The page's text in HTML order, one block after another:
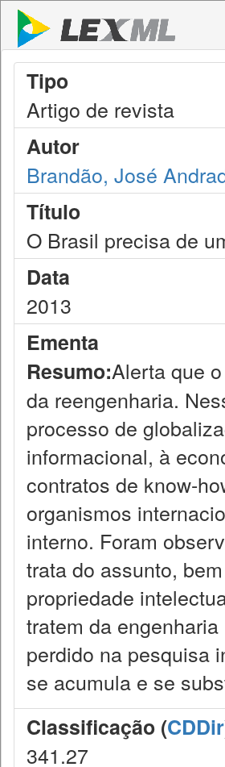
Tipo
Artigo de revista
Autor
Brandão, José
Título
O Brasil precisa de
Data
2013
Ementa
Resumo:Alerta que
da reengenharia.
processo de
informacional, à
contratos de know-
organismos
interno. Foram
trata do assunto,
propriedade
tratem da
perdido na pesquisa
se acumula e se
Classificação (CDDir
341.27